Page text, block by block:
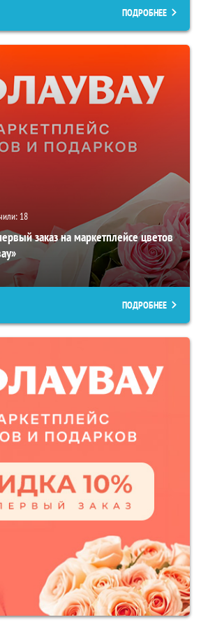
ПОДРОБНЕЕ
18
заказ на маркетплейсе цветов
ПОДРОБНЕЕ